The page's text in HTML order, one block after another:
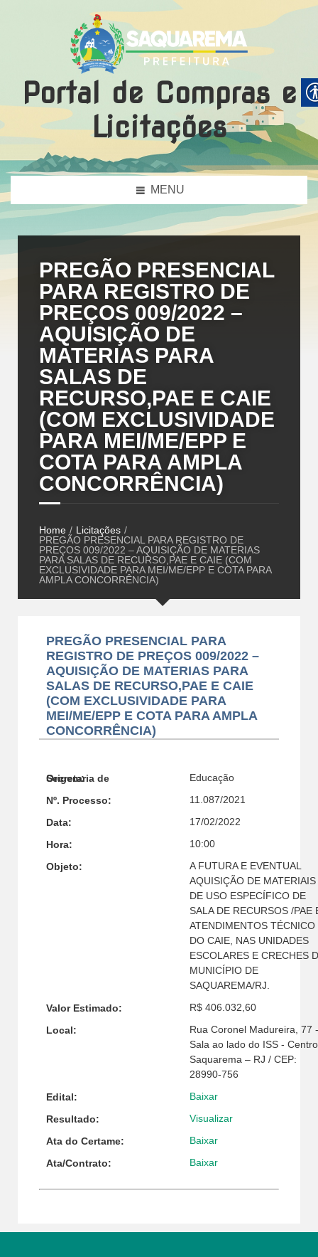
Portal de Compras e
Licitações
MENU
PREGÃO PRESENCIAL
PARA REGISTRO DE
PREÇOS 009/2022 –
AQUISIÇÃO DE
MATERIAS PARA
SALAS DE
RECURSO,PAE E CAIE
(COM EXCLUSIVIDADE
PARA MEI/ME/EPP E
COTA PARA AMPLA
CONCORRÊNCIA)
Home / Licitações /
PREGÃO PRESENCIAL PARA REGISTRO DE
PREÇOS 009/2022 – AQUISIÇÃO DE MATERIAS
PARA SALAS DE RECURSO,PAE E CAIE (COM
EXCLUSIVIDADE PARA MEI/ME/EPP E COTA PARA
AMPLA CONCORRÊNCIA)
PREGÃO PRESENCIAL PARA
REGISTRO DE PREÇOS 009/2022 –
AQUISIÇÃO DE MATERIAS PARA
SALAS DE RECURSO,PAE E CAIE
(COM EXCLUSIVIDADE PARA
MEI/ME/EPP E COTA PARA AMPLA
CONCORRÊNCIA)
Secretaria de Origem: Educação
Nº. Processo: 11.087/2021
Data: 17/02/2022
Hora: 10:00
Objeto:
A FUTURA E EVENTUAL
AQUISIÇÃO DE MATERIAIS
DE USO ESPECÍFICO DE
SALA DE RECURSOS /PAE
ATENDIMENTOS TÉCNICO
DO CAIE, NAS UNIDADES
ESCOLARES E CRECHES
MUNICÍPIO DE
SAQUAREMA/RJ.
Valor Estimado: R$ 406.032,60
Local:
Rua Coronel Madureira, 77 -
Sala ao lado do ISS -
Saquarema – RJ / CEP:
28990-756
Edital: Baixar
Resultado: Visualizar
Ata do Certame: Baixar
Ata/Contrato: Baixar